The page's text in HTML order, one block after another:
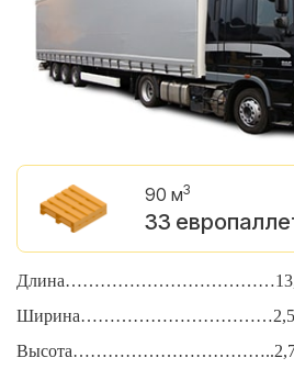
90 м3
33
Ширина……………………………2,5